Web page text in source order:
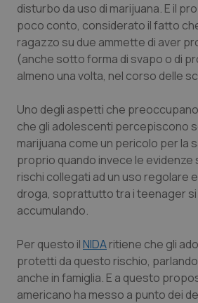
Lombardia
Marche
Piemonte
Provincia Autonoma di
Provincia Autonoma di
Puglia
Sardegna
Dolore
Donna & Salute
HIV
Infezioni & Febbre
Ipertensione & Scompenso
Malattie rare
Malattia di Crohn &
disturbo da uso di marijuana. E il
poco conto, considerato il fatto
ragazzo su due ammette di aver
(anche sotto forma di svapo o di
almeno una volta, nel corso delle
Uno degli aspetti che
che gli adolescenti percepiscono
marijuana come un pericolo per la
proprio quando invece le
rischi collegati ad un uso regolare
droga, soprattutto tra i teenager si
accumulando.
Per questo ilNIDAritiene che gli
protetti da questo rischio,
anche in famiglia. E a questo
americano ha messo a punto dei